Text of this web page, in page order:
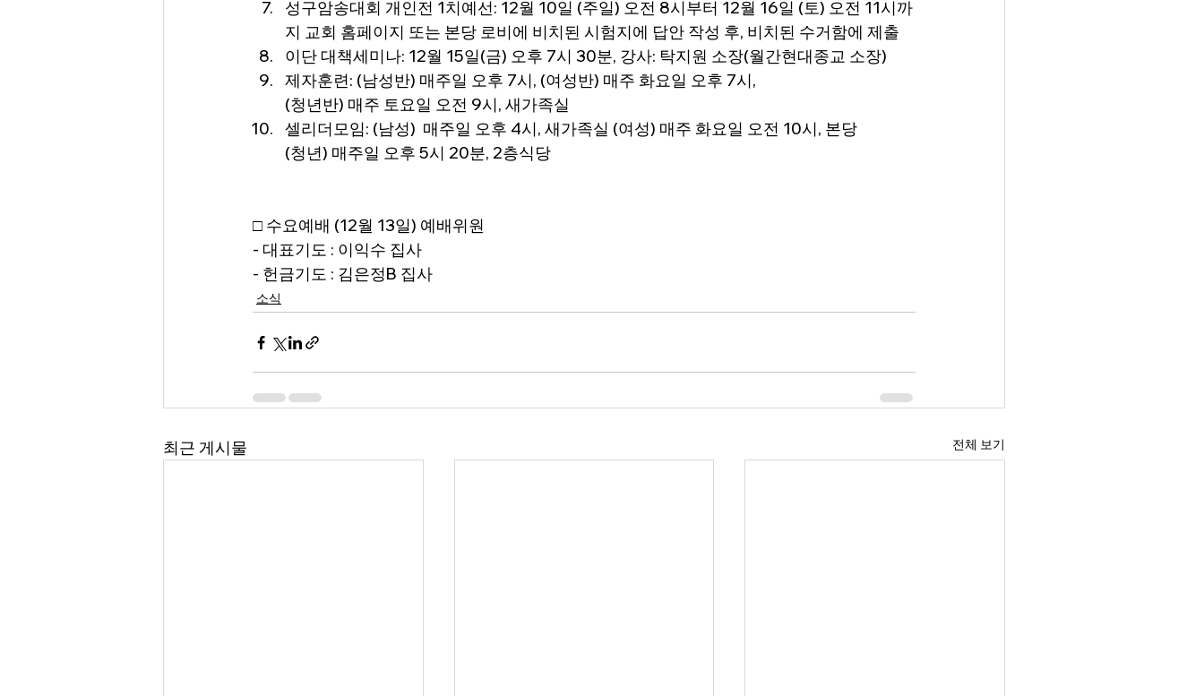
성구암송대회 개인전 1치예선: 12월 10일 (주일) 오전 8시부터 12월 16일 (토) 오전 11시까
지 교회 홈페이지 또는 본당 로비에 비치된 시험지에 답안 작성 후, 비치된 수거함에 제출
이단 대책세미나: 12월 15일(금) 오후 7시 30분, 강사: 탁지원 소장(월간현대종교 소장)
제자훈련: (남성반) 매주일 오후 7시, (여성반) 매주 화요일 오후 7시,
(청년반) 매주 토요일 오전 9시, 새가족실
셀리더모임: (남성)  매주일 오후 4시, 새가족실 (여성) 매주 화요일 오전 10시, 본당
(청년) 매주일 오후 5시 20분, 2층식당
□ 수요예배 (12월 13일) 예배위원
- 대표기도 : 이익수 집사
- 헌금기도 : 김은정B 집사
소식
최근 게시물 전체 보기